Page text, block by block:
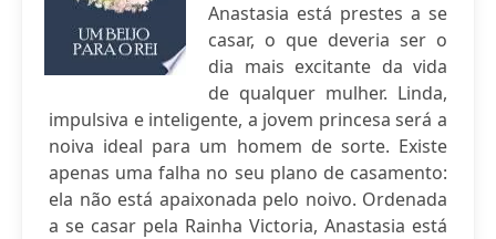
Anastasia está prestes a se
casar, o que deveria ser o
dia mais excitante da vida
de qualquer mulher. Linda,
impulsiva e inteligente, a jovem princesa será a
noiva ideal para um homem de sorte. Existe
apenas uma falha no seu plano de casamento:
ela não está apaixonada pelo noivo. Ordenada
a se casar pela Rainha Victoria, Anastasia está